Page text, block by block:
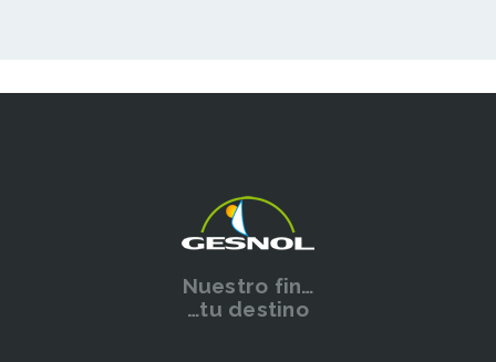
Nuestro fin…
…tu destino